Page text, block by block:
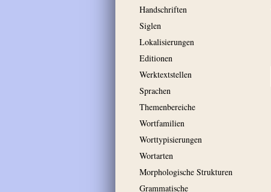
Handschriften
Siglen
Lokalisierungen
Editionen
Werktextstellen
Sprachen
Themenbereiche
Wortfamilien
Worttypisierungen
Wortarten
Morphologische Strukturen
Grammatische